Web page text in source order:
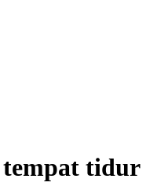
tempat tidur